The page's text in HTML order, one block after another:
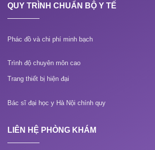
QUY TRÌNH CHUẨN BỘ Y TẾ
Phác đồ và chi phí minh bạch
Trình độ chuyên môn cao
Trang thiết bị hiện đại
Bác sĩ đại học y Hà Nội chính quy
LIÊN HỆ PHÒNG KHÁM